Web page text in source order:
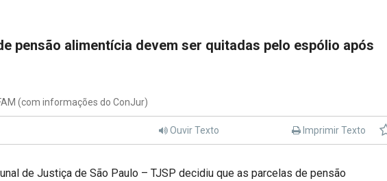
pensão alimentícia devem ser quitadas pelo espólio após
(com informações do ConJur)
Ouvir Texto Imprimir Texto
de Justiça de São Paulo – TJSP decidiu que as parcelas de pensão